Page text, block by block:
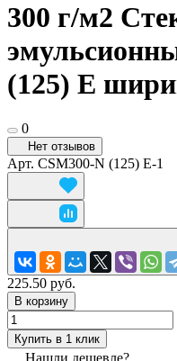
300 г/м2
(125) E
0
Нет отзывов
Арт. CSM300-N (125) E-1
225.50 руб.
В корзину
Купить в 1 клик
Нашли дешевле?